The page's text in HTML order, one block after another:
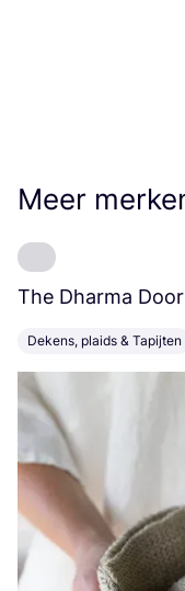
Meer
The Dharma Door
Dekens, plaids & Tapijten